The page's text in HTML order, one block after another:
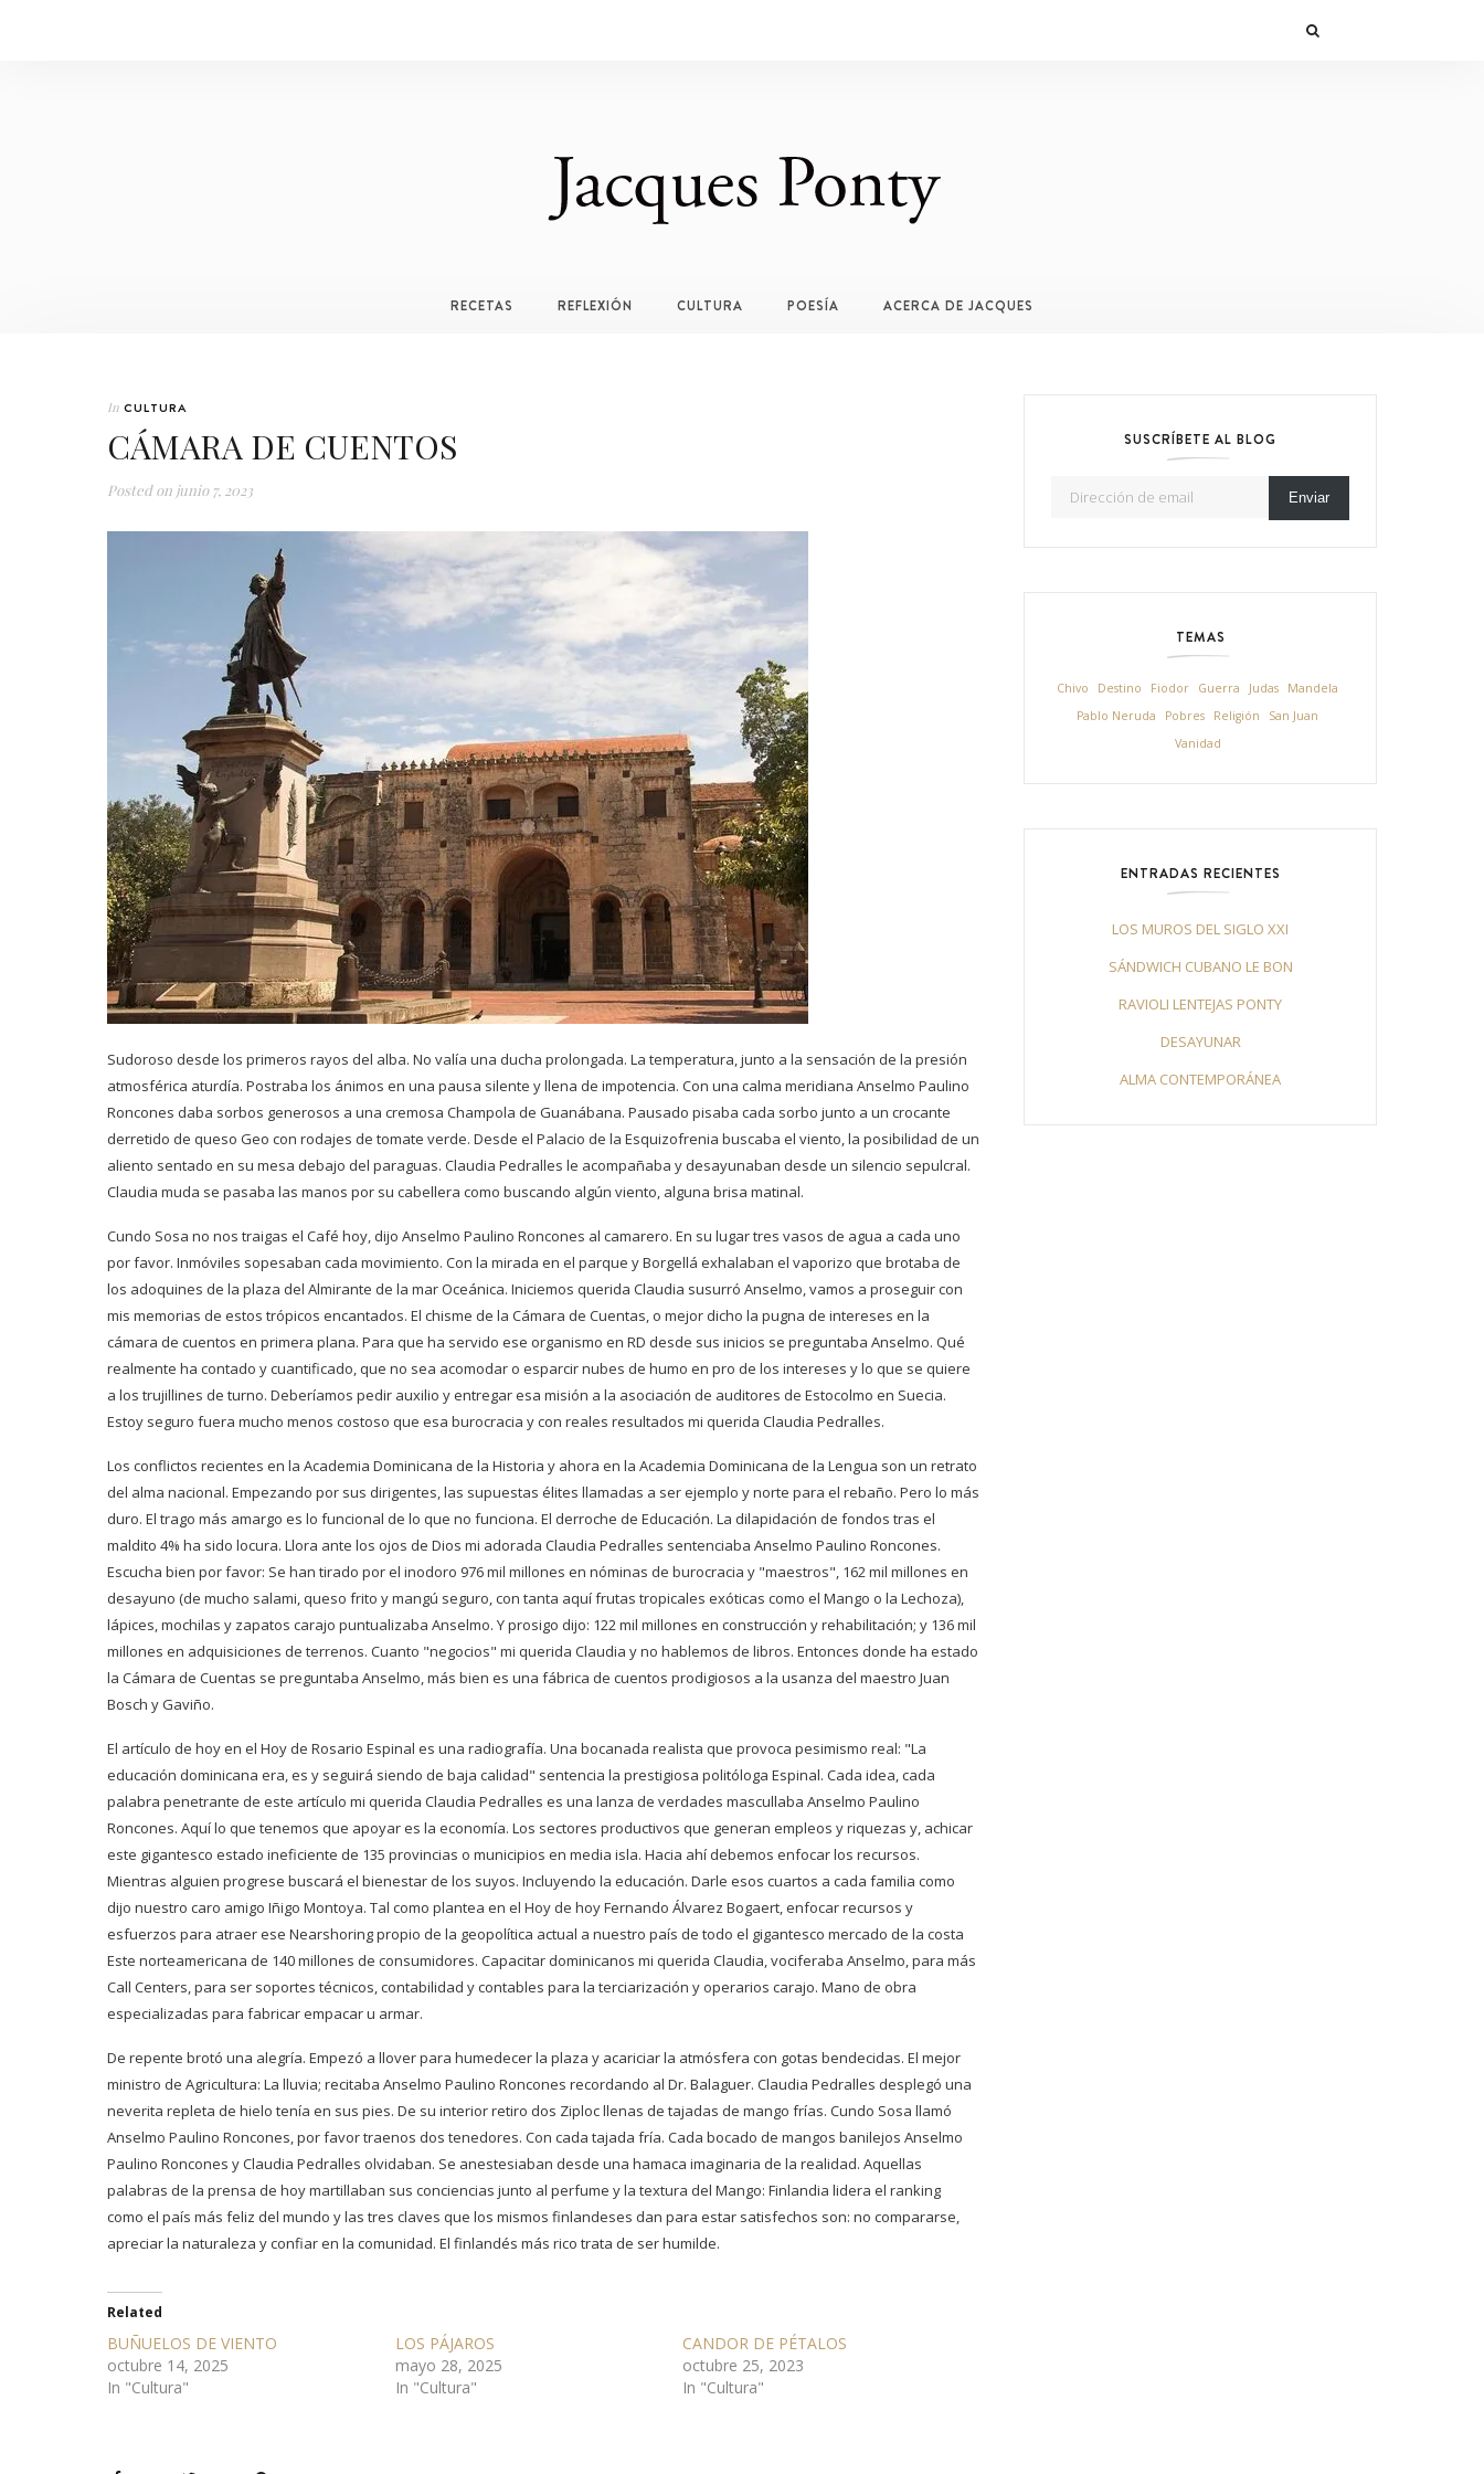
RECETAS REFLEXIÓN CULTURA POESÍA ACERCA DE JACQUES
In CULTURA
CÁMARA DE CUENTOS
Posted on junio 7, 2023
Sudoroso desde los primeros rayos del alba. No valía una ducha prolongada. La temperatura, junto a la sensación de la presión
atmosférica aturdía. Postraba los ánimos en una pausa silente y llena de impotencia. Con una calma meridiana Anselmo Paulino
Roncones daba sorbos generosos a una cremosa Champola de Guanábana. Pausado pisaba cada sorbo junto a un crocante
derretido de queso Geo con rodajes de tomate verde. Desde el Palacio de la Esquizofrenia buscaba el viento, la posibilidad de un
aliento sentado en su mesa debajo del paraguas. Claudia Pedralles le acompañaba y desayunaban desde un silencio sepulcral.
Claudia muda se pasaba las manos por su cabellera como buscando algún viento, alguna brisa matinal.
Cundo Sosa no nos traigas el Café hoy, dijo Anselmo Paulino Roncones al camarero. En su lugar tres vasos de agua a cada uno
por favor. Inmóviles sopesaban cada movimiento. Con la mirada en el parque y Borgellá exhalaban el vaporizo que brotaba de
los adoquines de la plaza del Almirante de la mar Oceánica. Iniciemos querida Claudia susurró Anselmo, vamos a proseguir con
mis memorias de estos trópicos encantados. El chisme de la Cámara de Cuentas, o mejor dicho la pugna de intereses en la
cámara de cuentos en primera plana. Para que ha servido ese organismo en RD desde sus inicios se preguntaba Anselmo. Qué
realmente ha contado y cuantificado, que no sea acomodar o esparcir nubes de humo en pro de los intereses y lo que se quiere
a los trujillines de turno. Deberíamos pedir auxilio y entregar esa misión a la asociación de auditores de Estocolmo en Suecia.
Estoy seguro fuera mucho menos costoso que esa burocracia y con reales resultados mi querida Claudia Pedralles.
Los conflictos recientes en la Academia Dominicana de la Historia y ahora en la Academia Dominicana de la Lengua son un retrato
del alma nacional. Empezando por sus dirigentes, las supuestas élites llamadas a ser ejemplo y norte para el rebaño. Pero lo más
duro. El trago más amargo es lo funcional de lo que no funciona. El derroche de Educación. La dilapidación de fondos tras el
maldito 4% ha sido locura. Llora ante los ojos de Dios mi adorada Claudia Pedralles sentenciaba Anselmo Paulino Roncones.
Escucha bien por favor: Se han tirado por el inodoro 976 mil millones en nóminas de burocracia y "maestros", 162 mil millones en
desayuno (de mucho salami, queso frito y mangú seguro, con tanta aquí frutas tropicales exóticas como el Mango o la Lechoza),
lápices, mochilas y zapatos carajo puntualizaba Anselmo. Y prosigo dijo: 122 mil millones en construcción y rehabilitación; y 136 mil
millones en adquisiciones de terrenos. Cuanto "negocios" mi querida Claudia y no hablemos de libros. Entonces donde ha estado
la Cámara de Cuentas se preguntaba Anselmo, más bien es una fábrica de cuentos prodigiosos a la usanza del maestro Juan
Bosch y Gaviño.
El artículo de hoy en el Hoy de Rosario Espinal es una radiografía. Una bocanada realista que provoca pesimismo real: "La
educación dominicana era, es y seguirá siendo de baja calidad" sentencia la prestigiosa politóloga Espinal. Cada idea, cada
palabra penetrante de este artículo mi querida Claudia Pedralles es una lanza de verdades mascullaba Anselmo Paulino
Roncones. Aquí lo que tenemos que apoyar es la economía. Los sectores productivos que generan empleos y riquezas y, achicar
este gigantesco estado ineficiente de 135 provincias o municipios en media isla. Hacia ahí debemos enfocar los recursos.
Mientras alguien progrese buscará el bienestar de los suyos. Incluyendo la educación. Darle esos cuartos a cada familia como
dijo nuestro caro amigo Iñigo Montoya. Tal como plantea en el Hoy de hoy Fernando Álvarez Bogaert, enfocar recursos y
esfuerzos para atraer ese Nearshoring propio de la geopolítica actual a nuestro país de todo el gigantesco mercado de la costa
Este norteamericana de 140 millones de consumidores. Capacitar dominicanos mi querida Claudia, vociferaba Anselmo, para más
Call Centers, para ser soportes técnicos, contabilidad y contables para la terciarización y operarios carajo. Mano de obra
especializadas para fabricar empacar u armar.
De repente brotó una alegría. Empezó a llover para humedecer la plaza y acariciar la atmósfera con gotas bendecidas. El mejor
ministro de Agricultura: La lluvia; recitaba Anselmo Paulino Roncones recordando al Dr. Balaguer. Claudia Pedralles desplegó una
neverita repleta de hielo tenía en sus pies. De su interior retiro dos Ziploc llenas de tajadas de mango frías. Cundo Sosa llamó
Anselmo Paulino Roncones, por favor traenos dos tenedores. Con cada tajada fría. Cada bocado de mangos banilejos Anselmo
Paulino Roncones y Claudia Pedralles olvidaban. Se anestesiaban desde una hamaca imaginaria de la realidad. Aquellas
palabras de la prensa de hoy martillaban sus conciencias junto al perfume y la textura del Mango: Finlandia lidera el ranking
como el país más feliz del mundo y las tres claves que los mismos finlandeses dan para estar satisfechos son: no compararse,
apreciar la naturaleza y confiar en la comunidad. El finlandés más rico trata de ser humilde.
Related
BUÑUELOS DE VIENTO
octubre 14, 2025
In "Cultura"
LOS PÁJAROS
mayo 28, 2025
In "Cultura"
CANDOR DE PÉTALOS
octubre 25, 2023
In "Cultura"
SUSCRÍBETE AL BLOG
Enviar
TEMAS
Chivo Destino Fiodor Guerra Judas
Mandela
Pablo Neruda
Pobres Religión
San Juan
Vanidad
ENTRADAS RECIENTES
LOS MUROS DEL SIGLO XXI
SÁNDWICH CUBANO LE BON
RAVIOLI LENTEJAS PONTY
DESAYUNAR
ALMA CONTEMPORÁNEA